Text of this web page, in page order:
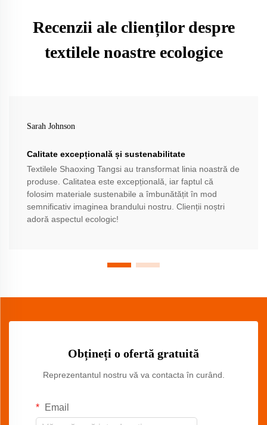
Recenzii ale clienților despre
textilele noastre ecologice
Sarah Johnson
Calitate excepțională și sustenabilitate
Textilele Shaoxing Tangsi au transformat linia noastră de
produse. Calitatea este excepțională, iar faptul că
folosim materiale sustenabile a îmbunătățit în mod
semnificativ imaginea brandului nostru. Clienții noștri
adoră aspectul ecologic!
Obțineți o ofertă gratuită
Reprezentantul nostru vă va contacta în curând.
Email